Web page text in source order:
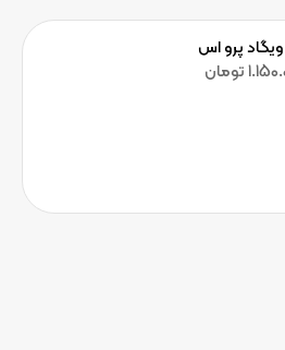
ویگاد پرو اس
تومان